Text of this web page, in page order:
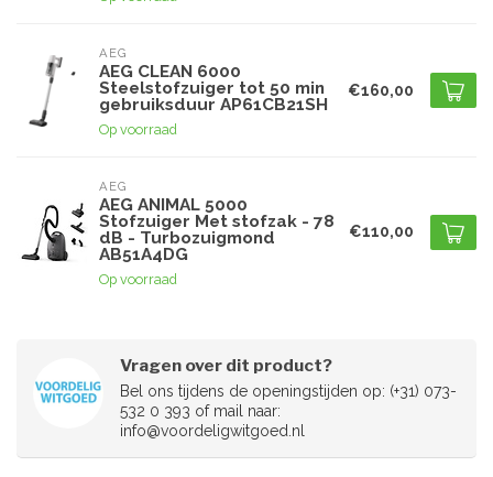
AEG
AEG CLEAN 6000
Steelstofzuiger tot 50 min
gebruiksduur AP61CB21SH
Op voorraad
€160,00
AEG
AEG ANIMAL 5000
Stofzuiger Met stofzak - 78
dB - Turbozuigmond
AB51A4DG
Op voorraad
€110,00
Vragen over dit product?
Bel ons tijdens de openingstijden op: (+31) 073-
532 0 393 of mail naar:
info@voordeligwitgoed.nl